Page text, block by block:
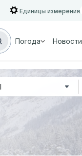
Единицы измерения
Погода Новости